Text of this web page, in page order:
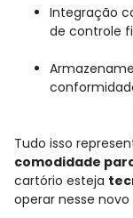
Integração
de controle
Tudo isso
comodidade
cartório esteja
operar nesse